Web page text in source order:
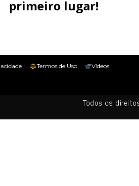
primeiro lugar!
Termos de Uso Vídeos
Todos os